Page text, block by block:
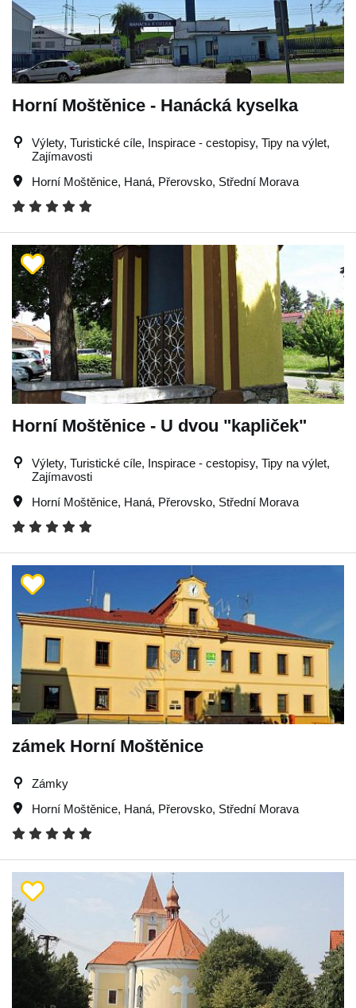
Horní Moštěnice - Hanácká kyselka
Výlety, Turistické cíle, Inspirace - cestopisy, Tipy na výlet,
Zajímavosti
Horní Moštěnice, Haná, Přerovsko, Střední Morava
Horní Moštěnice - U dvou "kapliček"
Výlety, Turistické cíle, Inspirace - cestopisy, Tipy na výlet,
Zajímavosti
Horní Moštěnice, Haná, Přerovsko, Střední Morava
zámek Horní Moštěnice
Zámky
Horní Moštěnice, Haná, Přerovsko, Střední Morava